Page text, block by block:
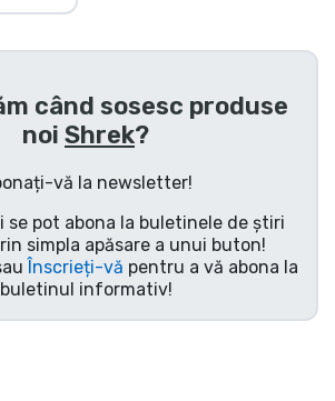
când sosesc produse
noi Shrek?
vă la newsletter!
se pot abona la buletinele de știri
simpla apăsare a unui buton!
Înscrieți-vă pentru a vă abona la
buletinul informativ!
muzică